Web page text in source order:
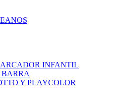
INFANTIL
Y PLAYCOLOR